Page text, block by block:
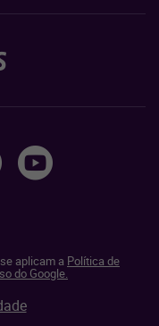
aplicam a Política de
do Google.